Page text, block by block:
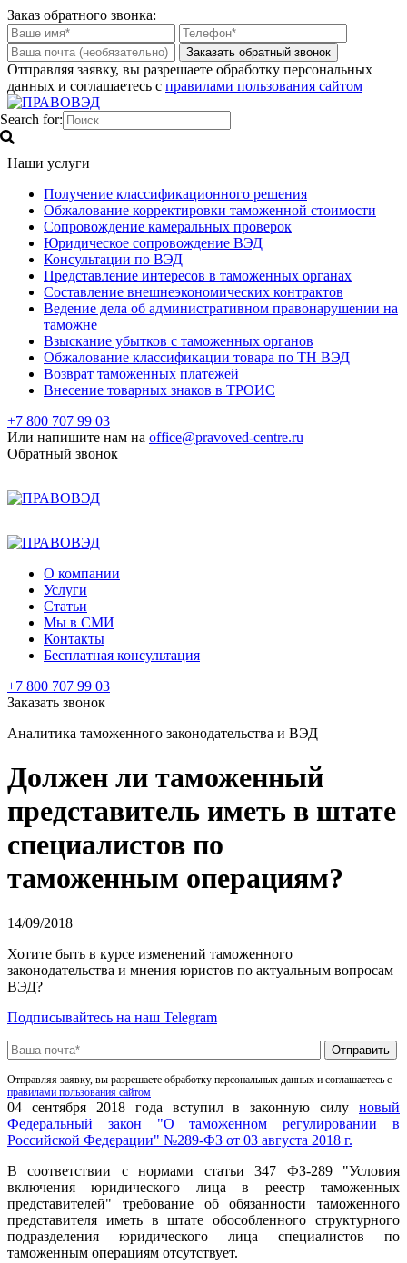
Заказ обратного звонка:
Отправляя заявку, вы разрешаете обработку персональных
данных и соглашаетесь с правилами пользования сайтом
Search for:
Наши услуги
Получение классификационного решения
Обжалование корректировки таможенной стоимости
Сопровождение камеральных проверок
Юридическое сопровождение ВЭД
Консультации по ВЭД
Представление интересов в таможенных органах
Составление внешнеэкономических контрактов
Ведение дела об административном правонарушении на
таможне
Взыскание убытков с таможенных органов
Обжалование классификации товара по ТН ВЭД
Возврат таможенных платежей
Внесение товарных знаков в ТРОИС
+7 800 707 99 03
Или напишите нам на office@pravoved-centre.ru
Обратный звонок
О компании
Услуги
Статьи
Мы в СМИ
Контакты
Бесплатная консультация
+7 800 707 99 03
Заказать звонок
Аналитика таможенного законодательства и ВЭД
Должен ли таможенный
представитель иметь в штате
специалистов по
таможенным операциям?
14/09/2018
Хотите быть в курсе изменений таможенного
законодательства и мнения юристов по актуальным вопросам
ВЭД?
Подписывайтесь на наш Telegram
Отправляя заявку, вы разрешаете обработку персональных данных и соглашаетесь с
правилами пользования сайтом
04 сентября 2018 года вступил в законную силу новый
Федеральный закон "О таможенном регулировании в
Российской Федерации" №289-ФЗ от 03 августа 2018 г.
В соответствии с нормами статьи 347 ФЗ-289 "Условия
включения юридического лица в реестр таможенных
представителей" требование об обязанности таможенного
представителя иметь в штате обособленного структурного
подразделения юридического лица специалистов по
таможенным операциям отсутствует.